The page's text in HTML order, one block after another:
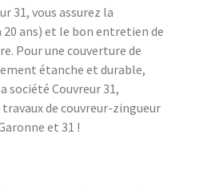
31, vous assurez la
ans) et le bon entretien de
Pour une couverture de
étanche et durable,
société Couvreur 31,
de couvreur-zingueur
et 31 !